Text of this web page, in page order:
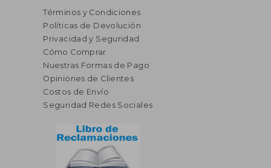
Términos y Condiciones
Políticas de Devolución
Privacidad y Seguridad
Cómo Comprar
Nuestras Formas de Pago
Opiniones de Clientes
Costos de Envío
Seguridad Redes Sociales